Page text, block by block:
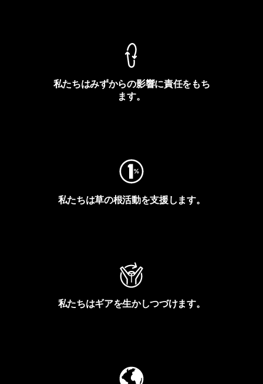
私たちはみずからの影響に責任をもち
ます。
私たちは草の根活動を支援します。
私たちはギアを生かしつづけます。